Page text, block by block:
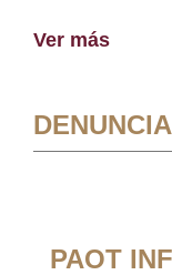
Ver más
PAOT